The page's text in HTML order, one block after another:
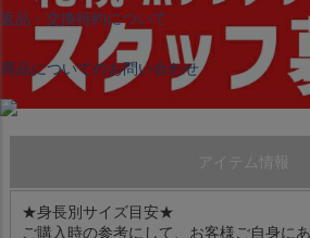
返品・交換特約について
商品についてのお問い合わせ
アイテム情報
★身長別サイズ目安★
ご購入時の参考にして、お客様ご自身に